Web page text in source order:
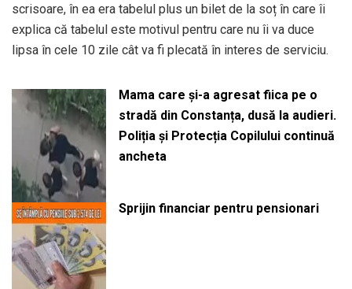
scrisoare, în ea era tabelul plus un bilet de la soț în care îi
explica că tabelul este motivul pentru care nu îi va duce
lipsa în cele 10 zile cât va fi plecată în interes de serviciu.
Mama care și-a agresat fiica pe o
stradă din Constanța, dusă la audieri.
Poliția și Protecția Copilului continuă
ancheta
Sprijin financiar pentru pensionari